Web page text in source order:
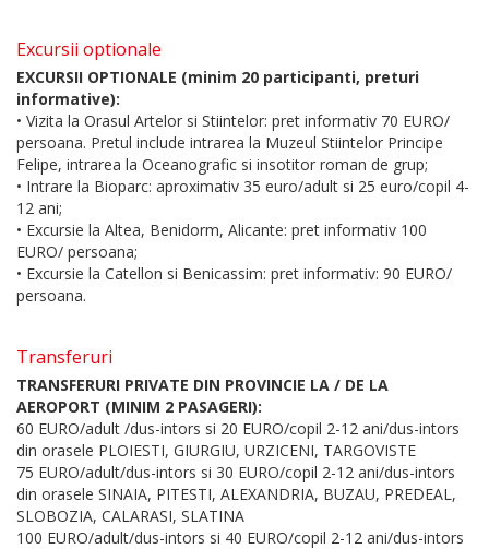
Excursii optionale
EXCURSII OPTIONALE (minim 20 participanti, preturi
informative):
• Vizita la Orasul Artelor si Stiintelor: pret informativ 70 EURO/
persoana. Pretul include intrarea la Muzeul Stiintelor Principe
Felipe, intrarea la Oceanografic si insotitor roman de grup;
• Intrare la Bioparc: aproximativ 35 euro/adult si 25 euro/copil 4-
12 ani;
• Excursie la Altea, Benidorm, Alicante: pret informativ 100
EURO/ persoana;
• Excursie la Catellon si Benicassim: pret informativ: 90 EURO/
persoana.
Transferuri
TRANSFERURI PRIVATE DIN PROVINCIE LA / DE LA
AEROPORT (MINIM 2 PASAGERI):
60 EURO/adult /dus-intors si 20 EURO/copil 2-12 ani/dus-intors
din orasele PLOIESTI, GIURGIU, URZICENI, TARGOVISTE
75 EURO/adult/dus-intors si 30 EURO/copil 2-12 ani/dus-intors
din orasele SINAIA, PITESTI, ALEXANDRIA, BUZAU, PREDEAL,
SLOBOZIA, CALARASI, SLATINA
100 EURO/adult/dus-intors si 40 EURO/copil 2-12 ani/dus-intors